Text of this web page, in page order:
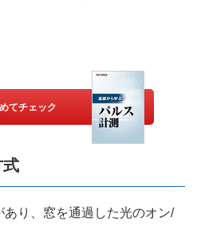
てチェック
式
り、窓を通過した光のオン/